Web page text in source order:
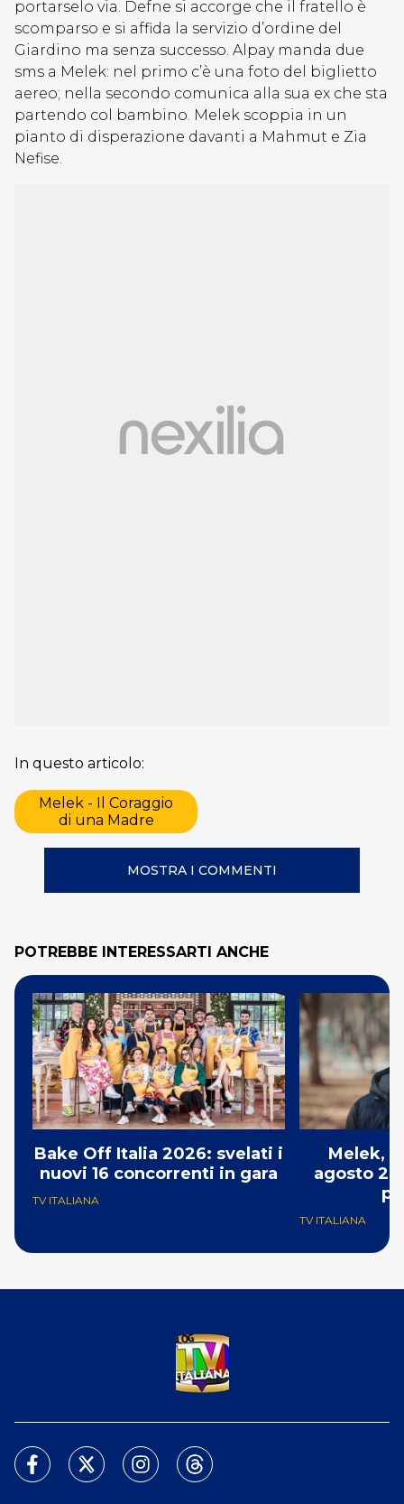
portarselo via. Defne si accorge che il fratello è
scomparso e si affida la servizio d’ordine del
Giardino ma senza successo. Alpay manda due
sms a Melek: nel primo c’è una foto del biglietto
aereo; nella secondo comunica alla sua ex che sta
partendo col bambino. Melek scoppia in un
pianto di disperazione davanti a Mahmut e Zia
Nefise.
In questo articolo:
Melek - Il Coraggio
di una Madre
MOSTRA I COMMENTI
POTREBBE INTERESSARTI ANCHE
Bake Off Italia 2026: svelati i
nuovi 16 concorrenti in gara
TV ITALIANA
Melek,
agosto
TV ITALIANA